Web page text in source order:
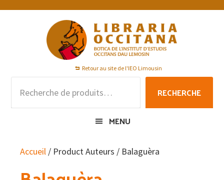
Passer
Passer
Passer
Retour au site de l'IEO Limousin
pour :
RECHERCHE
MENU
Accueil / Product Auteurs / Balaguèra